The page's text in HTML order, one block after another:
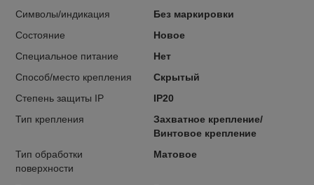
Символы/индикация
Без маркировки
Состояние
Новое
Специальное питание
Нет
Способ/место крепления
Скрытый
Степень защиты IP
IP20
Тип крепления
Захватное крепление/
Винтовое крепление
Тип обработки
поверхности
Матовое